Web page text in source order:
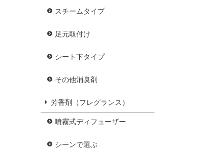
スチームタイプ
足元取付け
シート下タイプ
その他消臭剤
芳香剤（フレグランス）
噴霧式ディフューザー
シーンで選ぶ